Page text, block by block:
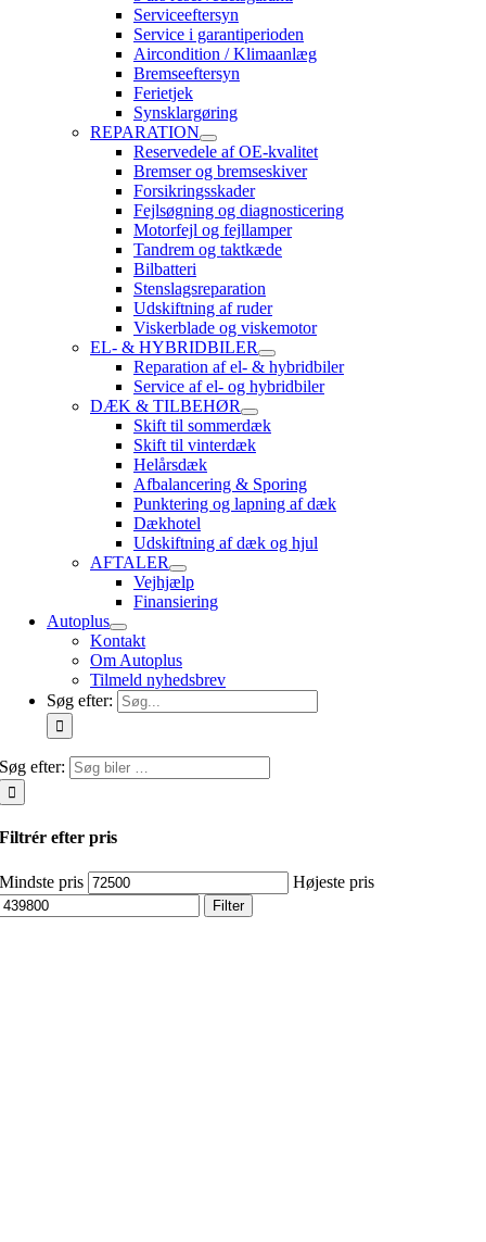
Serviceeftersyn
Service i garantiperioden
Aircondition / Klimaanlæg
Bremseeftersyn
Ferietjek
Synsklargøring
REPARATION
Reservedele af OE-kvalitet
Bremser og bremseskiver
Forsikringsskader
Fejlsøgning og diagnosticering
Motorfejl og fejllamper
Tandrem og taktkæde
Bilbatteri
Stenslagsreparation
Udskiftning af ruder
Viskerblade og viskemotor
EL- & HYBRIDBILER
Reparation af el- & hybridbiler
Service af el- og hybridbiler
DÆK & TILBEHØR
Skift til sommerdæk
Skift til vinterdæk
Helårsdæk
Afbalancering & Sporing
Punktering og lapning af dæk
Dækhotel
Udskiftning af dæk og hjul
AFTALER
Vejhjælp
Finansiering
Autoplus
Kontakt
Om Autoplus
Tilmeld nyhedsbrev
Søg efter:
Søg efter:
Filtrér efter pris
Mindste pris Højeste pris
Filter